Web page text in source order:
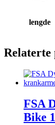
lengde
FSA
Bike